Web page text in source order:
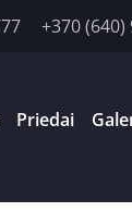
+370 (640)
Priedai